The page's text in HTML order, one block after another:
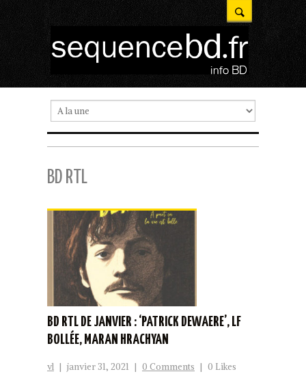
BD RTL
BD RTL DE JANVIER : ‘PATRICK DEWAERE’, LF
BOLLÉE, MARAN HRACHYAN
vl | janvier 31, 2021 | 0 Comments | 0 Likes